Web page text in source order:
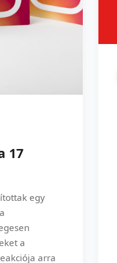
17
egy
a
arra